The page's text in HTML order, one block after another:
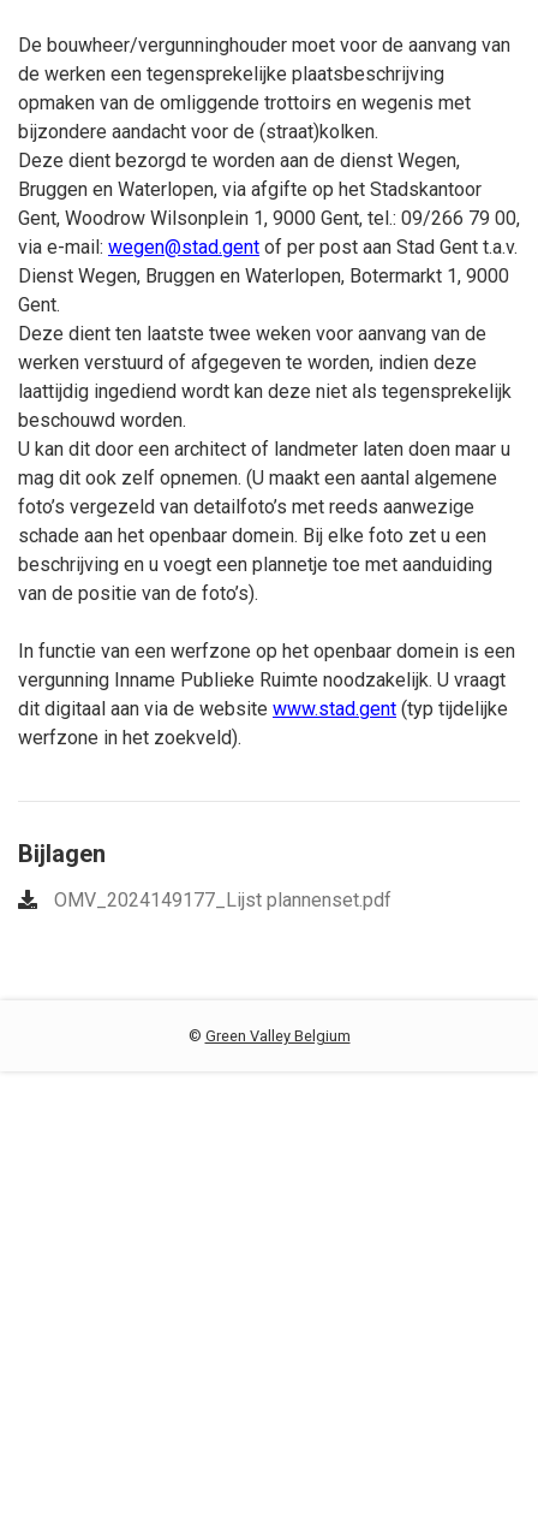
De bouwheer/vergunninghouder moet voor de aanvang van
de werken een tegensprekelijke plaatsbeschrijving
opmaken van de omliggende trottoirs en wegenis met
bijzondere aandacht voor de (straat)kolken.
Deze dient bezorgd te worden aan de dienst Wegen,
Bruggen en Waterlopen, via afgifte op het Stadskantoor
Gent, Woodrow Wilsonplein 1, 9000 Gent, tel.: 09/266 79 00,
via e-mail: wegen@stad.gent of per post aan Stad Gent t.a.v.
Dienst Wegen, Bruggen en Waterlopen, Botermarkt 1, 9000
Gent.
Deze dient ten laatste twee weken voor aanvang van de
werken verstuurd of afgegeven te worden, indien deze
laattijdig ingediend wordt kan deze niet als tegensprekelijk
beschouwd worden.
U kan dit door een architect of landmeter laten doen maar u
mag dit ook zelf opnemen. (U maakt een aantal algemene
foto’s vergezeld van detailfoto’s met reeds aanwezige
schade aan het openbaar domein. Bij elke foto zet u een
beschrijving en u voegt een plannetje toe met aanduiding
van de positie van de foto’s).
In functie van een werfzone op het openbaar domein is een
vergunning Inname Publieke Ruimte noodzakelijk. U vraagt
dit digitaal aan via de website www.stad.gent (typ tijdelijke
werfzone in het zoekveld).
Bijlagen
OMV_2024149177_Lijst plannenset.pdf
© Green Valley Belgium